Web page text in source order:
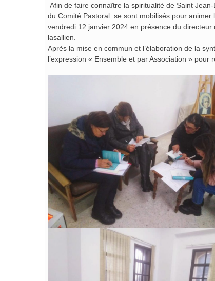
Afin de faire connaître la spiritualité de Saint
du Comité Pastoral se sont mobilisés pour
vendredi 12 janvier 2024 en présence du
lasallien.
Après la mise en commun et l’élaboration de la
l’expression « Ensemble et par Association »